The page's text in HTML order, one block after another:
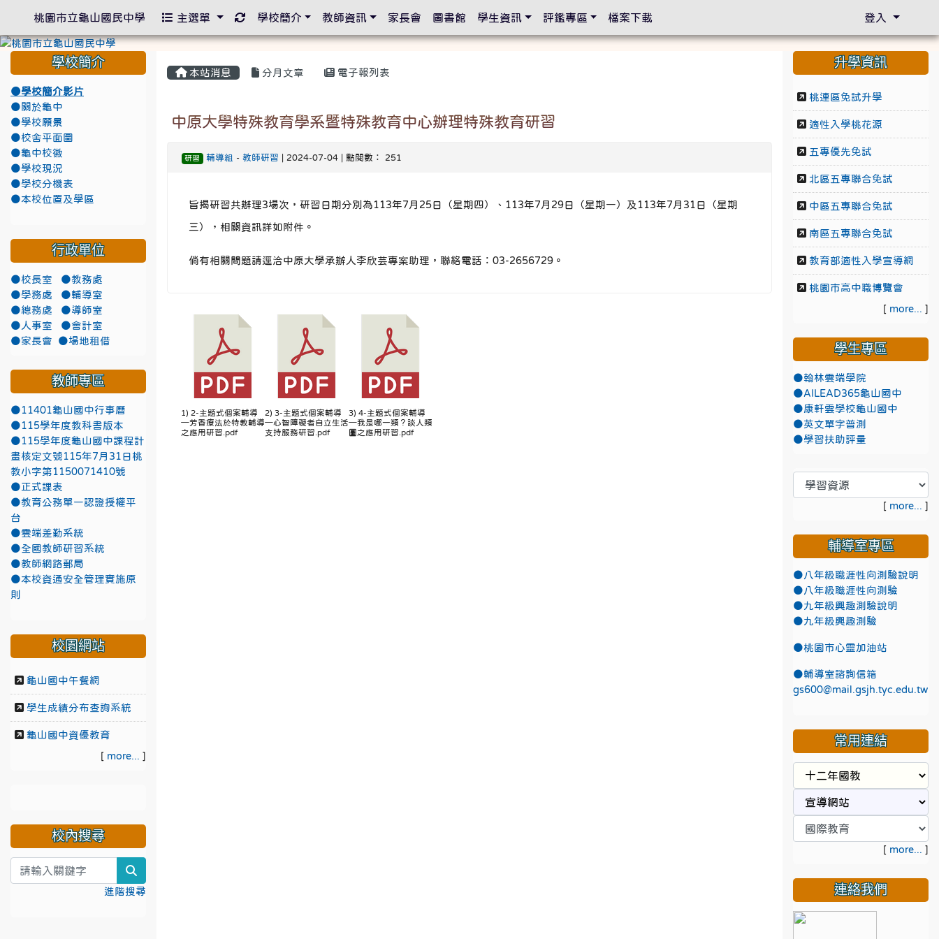
本站消息 分月文章 電子報列表
中原大學特殊教育學系暨特殊教育中心辦理特殊教育研習
研習 輔導組 - 教師研習 | 2024-07-04 | 點閱數： 251
旨揭研習共辦理3場次，研習日期分別為113年7月25日（星期四）、113年7月29日（星期一）及113年7月31日（星期
三），相關資訊詳如附件。
倘有相關問題請逕洽中原大學承辦人李欣芸專案助理，聯絡電話：03-2656729。
1) 2-主題式個案輔導
─芳香療法於特教輔導
之應用研習.pdf
2) 3-主題式個案輔導
─心智障礙者自立生活
支持服務研習.pdf
3) 4-主題式個案輔導
─我是哪一類？談人類
圖之應用研習.pdf
學校簡介
●學校簡介影片
●關於龜中
●學校願景
●校舍平面圖
●龜中校徽
●學校現況
●學校分機表
●本校位置及學區
行政單位
●校長室
●教務處
●學務處
●輔導室
●總務處
●導師室
●人事室
●會計室
●家長會
●場地租借
教師專區
●11401龜山國中行事曆
●115學年度教科書版本
●115學年度龜山國中課程計
畫核定文號115年7月31日桃
教小字第1150071410號
●正式課表
●教育公務單一認證授權平
台
●雲端差勤系統
●全國教師研習系統
●教師網路郵局
●本校資通安全管理實施原
則
校園網站
龜山國中午餐網
學生成績分布查詢系統
龜山國中資優教育
[ more... ]
校內搜尋
進階搜尋
升學資訊
桃連區免試升學
適性入學桃花源
五專優先免試
北區五專聯合免試
中區五專聯合免試
南區五專聯合免試
教育部適性入學宣導網
桃園市高中職博覽會
[ more... ]
學生專區
●翰林雲端學院
●AILEAD365龜山國中
●康軒雲學校龜山國中
●英文單字普測
●學習扶助評量
[ more... ]
輔導室專區
●八年級職涯性向測驗說明
●八年級職涯性向測驗
●九年級興趣測驗說明
●九年級興趣測驗
●桃園市心靈加油站
●輔導室諮詢信箱
gs600@mail.gsjh.tyc.edu.tw
常用連結
[ more... ]
連絡我們
桃園市立龜山國民中學 主選單 重新取得佈景設定
學校簡介 教師資訊 家長會 圖書館 學生資訊 評鑑專區 檔案下載 登入